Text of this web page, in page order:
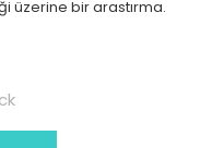
üzerine bir arastırma.